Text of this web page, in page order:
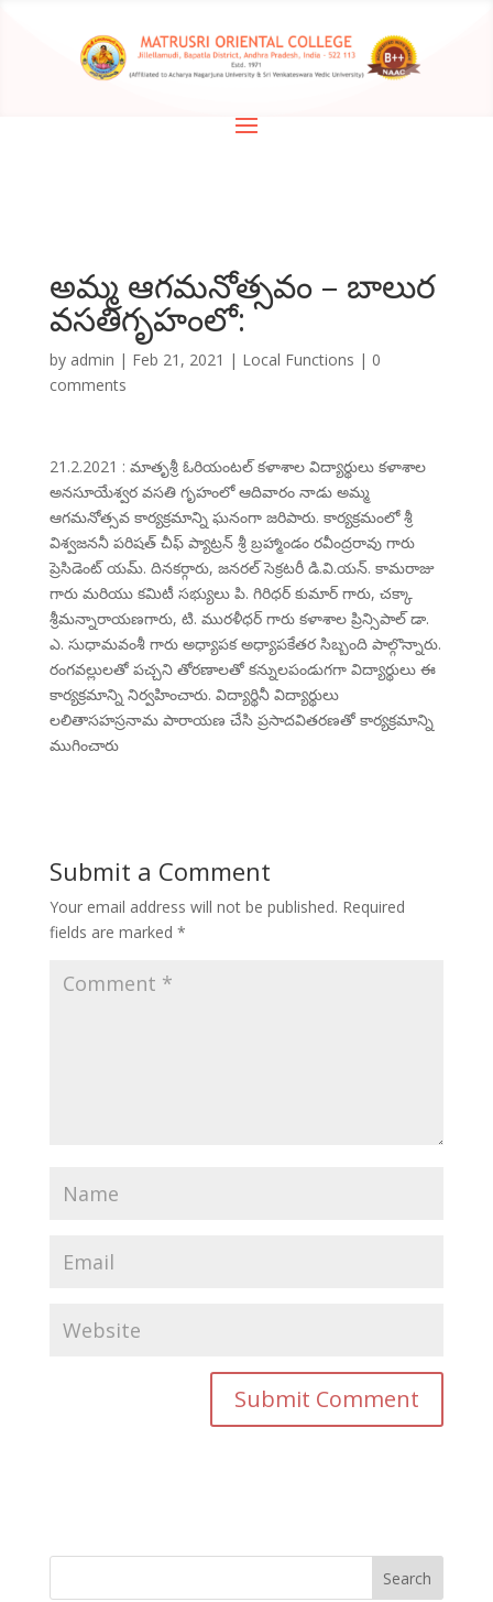
అమ్మ ఆగమనోత్సవం – బాలుర
వసతిగృహంలో:
by admin | Feb 21, 2021 | Local Functions | 0
comments
21.2.2021 : మాతృశ్రీ ఓరియంటల్ కళాశాల విద్యార్థులు కళాశాల
అనసూయేశ్వర వసతి గృహంలో ఆదివారం నాడు అమ్మ
ఆగమనోత్సవ కార్యక్రమాన్ని ఘనంగా జరిపారు. కార్యక్రమంలో శ్రీ
విశ్వజననీ పరిషత్ చీఫ్ ప్యాట్రన్ శ్రీ బ్రహ్మాండం రవీంద్రరావు గారు
ప్రెసిడెంట్ యమ్. దినకర్గారు, జనరల్ సెక్రటరీ డి.వి.యన్. కామరాజు
గారు మరియు కమిటీ సభ్యులు పి. గిరిధర్ కుమార్ గారు, చక్కా
శ్రీమన్నారాయణగారు, టి. మురళీధర్ గారు కళాశాల ప్రిన్సిపాల్ డా.
ఎ. సుధామవంశీ గారు అధ్యాపక అధ్యాపకేతర సిబ్బంది పాల్గొన్నారు.
రంగవల్లులతో పచ్చని తోరణాలతో కన్నులపండుగగా విద్యార్థులు ఈ
కార్యక్రమాన్ని నిర్వహించారు. విద్యార్థినీ విద్యార్థులు
లలితాసహస్రనామ పారాయణ చేసి ప్రసాదవితరణతో కార్యక్రమాన్ని
ముగించారు
Submit a Comment
Your email address will not be published. Required
fields are marked *
Search